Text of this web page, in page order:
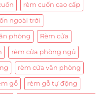
rèm cuốn cao cấp
ngoài trời
phòng Rèm cửa
rèm cửa phòng ngủ
rèm cửa văn phòng
gỗ rèm gỗ tự động